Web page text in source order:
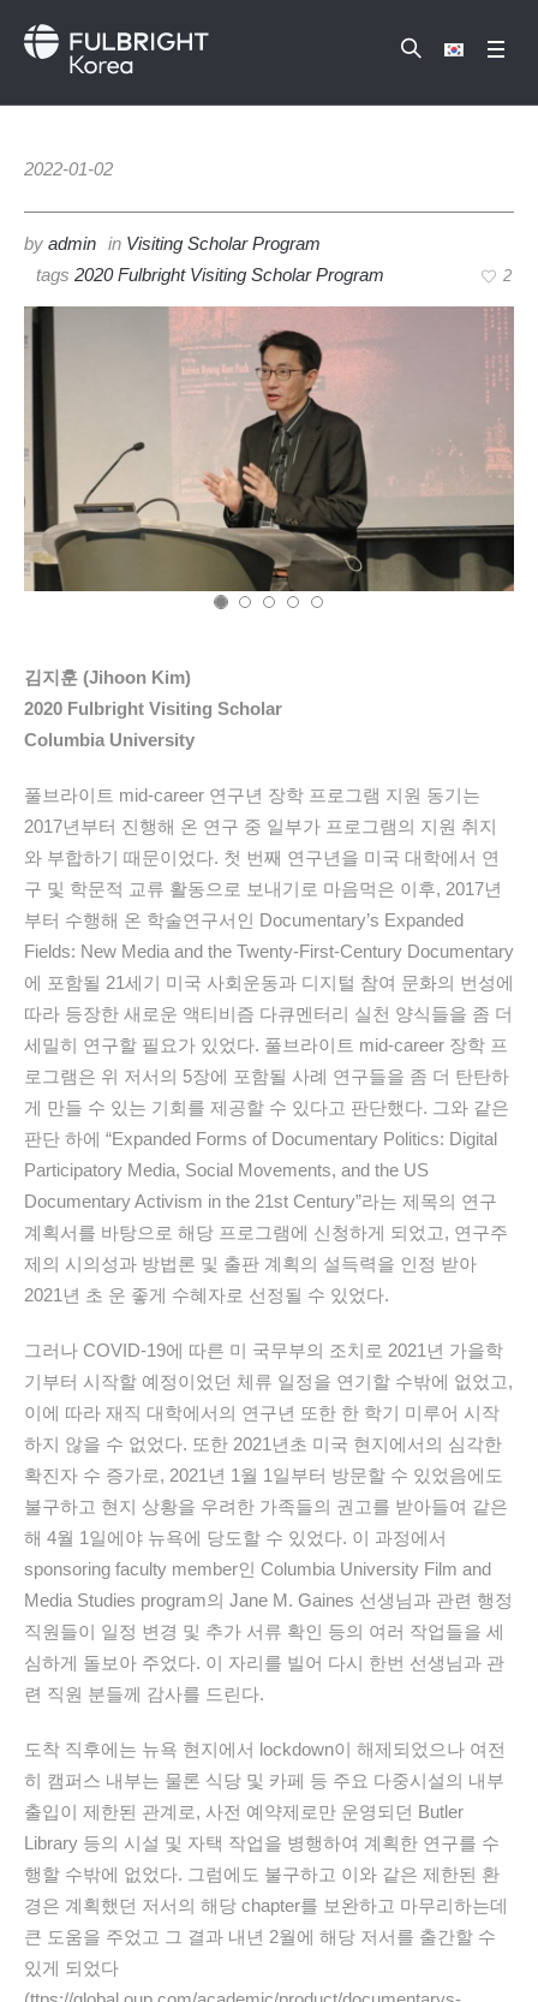
2022-01-02
by admin in Visiting Scholar Program
tags 2020 Fulbright Visiting Scholar Program 2
김지훈 (Jihoon Kim)
2020 Fulbright Visiting Scholar
Columbia University
풀브라이트 mid-career 연구년 장학 프로그램 지원 동기는
2017년부터 진행해 온 연구 중 일부가 프로그램의 지원 취지
와 부합하기 때문이었다. 첫 번째 연구년을 미국 대학에서 연
구 및 학문적 교류 활동으로 보내기로 마음먹은 이후, 2017년
부터 수행해 온 학술연구서인 Documentary’s Expanded
Fields: New Media and the Twenty-First-Century Documentary
에 포함될 21세기 미국 사회운동과 디지털 참여 문화의 번성에
따라 등장한 새로운 액티비즘 다큐멘터리 실천 양식들을 좀 더
세밀히 연구할 필요가 있었다. 풀브라이트 mid-career 장학 프
로그램은 위 저서의 5장에 포함될 사례 연구들을 좀 더 탄탄하
게 만들 수 있는 기회를 제공할 수 있다고 판단했다. 그와 같은
판단 하에 “Expanded Forms of Documentary Politics: Digital
Participatory Media, Social Movements, and the US
Documentary Activism in the 21st Century”라는 제목의 연구
계획서를 바탕으로 해당 프로그램에 신청하게 되었고, 연구주
제의 시의성과 방법론 및 출판 계획의 설득력을 인정 받아
2021년 초 운 좋게 수혜자로 선정될 수 있었다.
그러나 COVID-19에 따른 미 국무부의 조치로 2021년 가을학
기부터 시작할 예정이었던 체류 일정을 연기할 수밖에 없었고,
이에 따라 재직 대학에서의 연구년 또한 한 학기 미루어 시작
하지 않을 수 없었다. 또한 2021년초 미국 현지에서의 심각한
확진자 수 증가로, 2021년 1월 1일부터 방문할 수 있었음에도
불구하고 현지 상황을 우려한 가족들의 권고를 받아들여 같은
해 4월 1일에야 뉴욕에 당도할 수 있었다. 이 과정에서
sponsoring faculty member인 Columbia University Film and
Media Studies program의 Jane M. Gaines 선생님과 관련 행정
직원들이 일정 변경 및 추가 서류 확인 등의 여러 작업들을 세
심하게 돌보아 주었다. 이 자리를 빌어 다시 한번 선생님과 관
련 직원 분들께 감사를 드린다.
도착 직후에는 뉴욕 현지에서 lockdown이 해제되었으나 여전
히 캠퍼스 내부는 물론 식당 및 카페 등 주요 다중시설의 내부
출입이 제한된 관계로, 사전 예약제로만 운영되던 Butler
Library 등의 시설 및 자택 작업을 병행하여 계획한 연구를 수
행할 수밖에 없었다. 그럼에도 불구하고 이와 같은 제한된 환
경은 계획했던 저서의 해당 chapter를 보완하고 마무리하는데
큰 도움을 주었고 그 결과 내년 2월에 해당 저서를 출간할 수
있게 되었다